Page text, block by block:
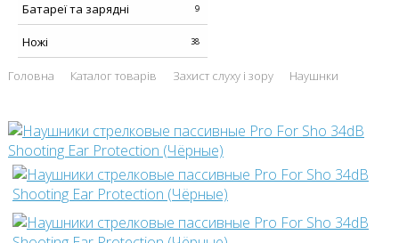
Батареї та зарядні 9
Ножі 38
Головна Каталог товарів Захист слуху і зору Наушнки